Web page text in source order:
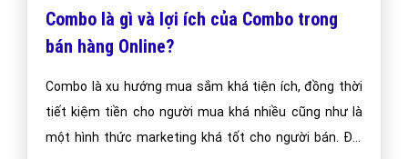
Combo là gì và lợi ích của Combo trong
bán hàng Online?
Combo là xu hướng mua sắm khá tiện ích, đồng thời
tiết kiệm tiền cho người mua khá nhiều cũng như là
một hình thức marketing khá tốt cho người bán. Đôi